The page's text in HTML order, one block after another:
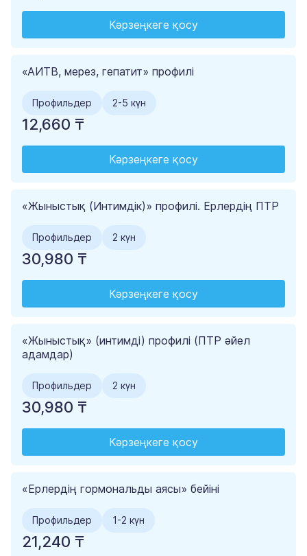
Кәрзеңкеге қосу
«АИТВ, мерез, гепатит» профилі
Профильдер 2-5 күн
12,660 ₸
Кәрзеңкеге қосу
«Жыныстық (Интимдік)» профилі. Ерлердің ПТР
Профильдер 2 күн
30,980 ₸
Кәрзеңкеге қосу
«Жыныстық» (интимді) профилі (ПТР әйел
адамдар)
Профильдер 2 күн
30,980 ₸
Кәрзеңкеге қосу
«Ерлердің гормональды аясы» бейіні
Профильдер 1-2 күн
21,240 ₸